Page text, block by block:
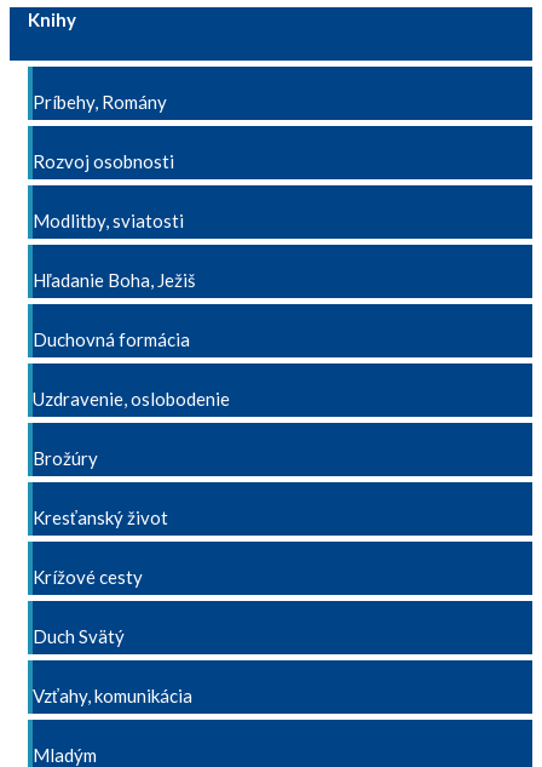
Knihy
Príbehy, Romány
Rozvoj osobnosti
Modlitby, sviatosti
Hľadanie Boha, Ježiš
Duchovná formácia
Uzdravenie, oslobodenie
Brožúry
Kresťanský život
Krížové cesty
Duch Svätý
Vzťahy, komunikácia
Mladým